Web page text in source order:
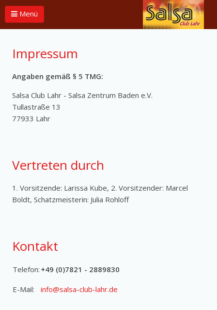
Menü
Impressum
Angaben gemäß § 5 TMG:
Salsa Club Lahr - Salsa Zentrum Baden e.V.
Tullastraße 13
77933 Lahr
Vertreten durch
1. Vorsitzende: Larissa Kube, 2. Vorsitzender: Marcel
Boldt, Schatzmeisterin: Julia Rohloff
Kontakt
Telefon: +49 (0)7821 - 2889830
E-Mail: